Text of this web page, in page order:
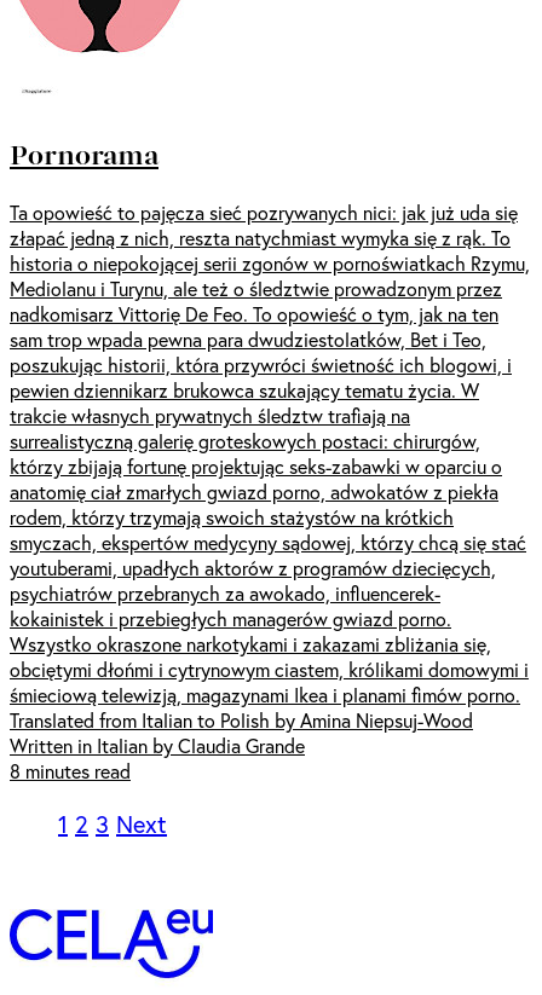
Pornorama
Ta opowieść to pajęcza sieć pozrywanych nici: jak już uda się
złapać jedną z nich, reszta natychmiast wymyka się z rąk. To
historia o niepokojącej serii zgonów w pornoświatkach Rzymu,
Mediolanu i Turynu, ale też o śledztwie prowadzonym przez
nadkomisarz Vittorię De Feo. To opowieść o tym, jak na ten
sam trop wpada pewna para dwudziestolatków, Bet i Teo,
poszukując historii, która przywróci świetność ich blogowi, i
pewien dziennikarz brukowca szukający tematu życia. W
trakcie własnych prywatnych śledztw trafiają na
surrealistyczną galerię groteskowych postaci: chirurgów,
którzy zbijają fortunę projektując seks-zabawki w oparciu o
anatomię ciał zmarłych gwiazd porno, adwokatów z piekła
rodem, którzy trzymają swoich stażystów na krótkich
smyczach, ekspertów medycyny sądowej, którzy chcą się stać
youtuberami, upadłych aktorów z programów dziecięcych,
psychiatrów przebranych za awokado, influencerek-
kokainistek i przebiegłych managerów gwiazd porno.
Wszystko okraszone narkotykami i zakazami zbliżania się,
obciętymi dłońmi i cytrynowym ciastem, królikami domowymi i
śmieciową telewizją, magazynami Ikea i planami fimów porno.
Translated from Italian to Polish by Amina Niepsuj-Wood
Written in Italian by Claudia Grande
8 minutes read
1 2 3 Next